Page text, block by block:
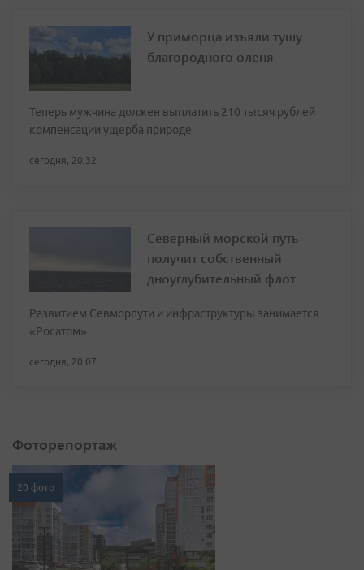
У приморца изъяли тушу
благородного оленя
Теперь мужчина должен выплатить 210 тысяч рублей
компенсации ущерба природе
сегодня, 20:32
Северный морской путь
получит собственный
дноуглубительный флот
Развитием Севморпути и инфраструктуры занимается
«Росатом»
сегодня, 20:07
Фоторепортаж
20 фото